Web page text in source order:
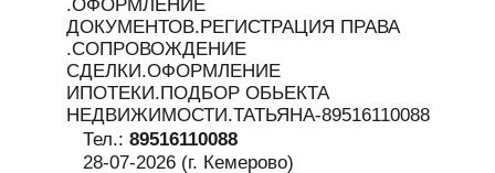
.ОФОРМЛЕНИЕ
ДОКУМЕНТОВ.РЕГИСТРАЦИЯ ПРАВА
.СОПРОВОЖДЕНИЕ
СДЕЛКИ.ОФОРМЛЕНИЕ
ИПОТЕКИ.ПОДБОР ОБЬЕКТА
НЕДВИЖИМОСТИ.ТАТЬЯНА-89516110088
Тел.:89516110088
28-07-2026 (г. Кемерово)